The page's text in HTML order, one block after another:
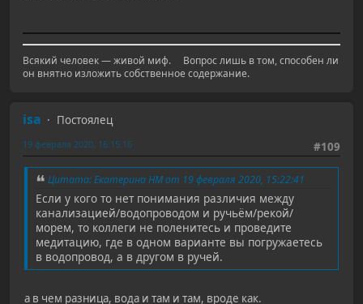
Всякий человек — живой миф. ⠀ Вопрос лишь в том, способен ли
он внятно изложить собственное содержание.
isa
Постоялец
#109
19 февраля 2020, 16:15:16
Цитата: Екатерина НМ от 19 февраля 2020, 15:22:41
Если у кого то нет понимания различия между
канализацией/водопроводом и ручьём/рекой/
морем, то коллеги не поленитесь и проведите
медитацию, где в одном варианте вы погружаетесь
в водопровод, а в другом в ручей.
а в чем разница, вода и там и там, вроде как.